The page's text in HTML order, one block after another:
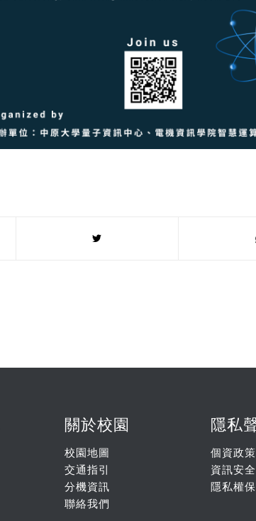
關於校園
校園地圖
交通指引
分機資訊
聯絡我們
隱私
個資政策
資訊安全
隱私權